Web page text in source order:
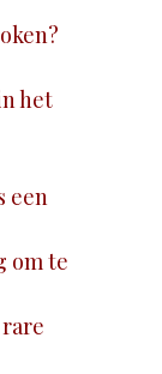
het
een
om te